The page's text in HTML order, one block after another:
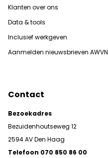
Klanten over ons
Data & tools
Inclusief werkgeven
Aanmelden nieuwsbrieven AWVN
Contact
Bezoekadres
Bezuidenhoutseweg 12
2594 AV Den Haag
Telefoon 070 850 86 00